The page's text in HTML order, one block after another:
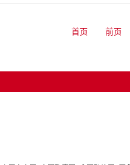
首页 前页